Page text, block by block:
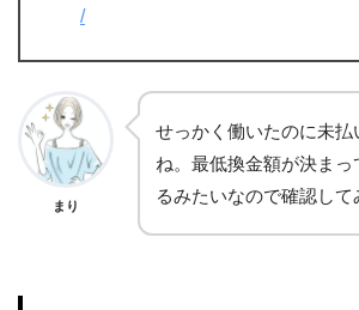
/
まり
せっかく働いたのに未払
ね。最低換金額が決ま
るみたいなので確認して